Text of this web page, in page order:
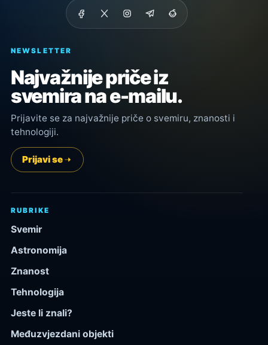
NEWSLETTER
Najvažnije priče iz
svemira na e-mailu.
Prijavite se za najvažnije priče o svemiru, znanosti i
tehnologiji.
Prijavi se
RUBRIKE
Svemir
Astronomija
Znanost
Tehnologija
Jeste li znali?
Međuzvjezdani objekti